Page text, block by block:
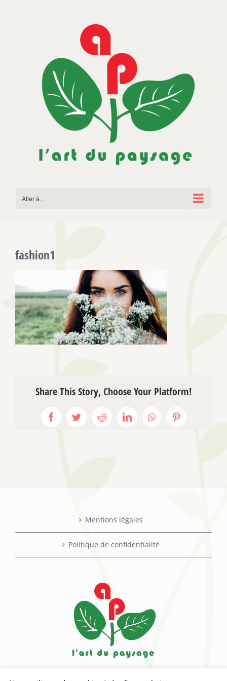
Aller à...
fashion1
Share This Story, Choose Your Platform!
FacebookTwitterRedditLinkedInWhatsAppPinterest
Mentions légales
Politique de confidentialité